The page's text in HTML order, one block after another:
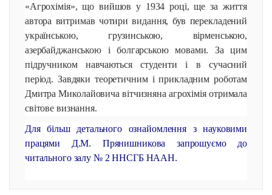
«Агрохімія», що вийшов у 1934 році, ще за життя
автора витримав чотири видання, був перекладений
українською, грузинською, вірменською,
азербайджанською і болгарською мовами. За цим
підручником навчаються студенти і в сучасний
період. Завдяки теоретичним і прикладним роботам
Дмитра Миколайовича вітчизняна агрохімія отримала
світове визнання.
Для більш детального ознайомлення з науковими
працями Д.М. Прянишникова запрошуємо до
читального залу № 2 ННСГБ НААН.